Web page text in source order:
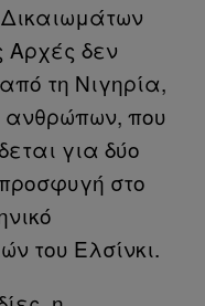
Αρχές δεν
τη Νιγηρία,
ανθρώπων, που
για δύο
στο
του Ελσίνκι.